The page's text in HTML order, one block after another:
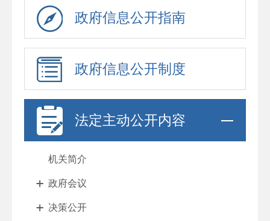
政府信息公开指南
政府信息公开制度
法定主动公开内容
机关简介
政府会议
决策公开